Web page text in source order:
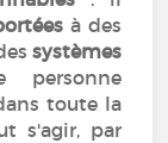
à des
systèmes
toute la
s'agir, par